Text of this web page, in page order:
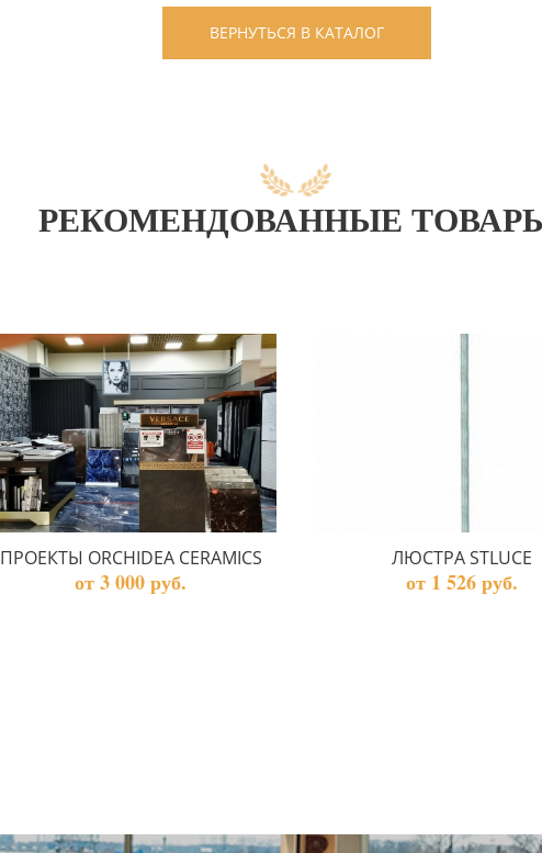
ВЕРНУТЬСЯ В КАТАЛОГ
РЕКОМЕНДОВАННЫЕ
ПРОЕКТЫ ORCHIDEA CERAMICS
от 3 000 руб.
ЛЮСТРА STLUCE
от 1 526 руб.